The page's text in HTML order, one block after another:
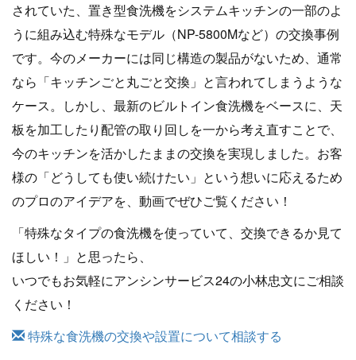
されていた、置き型食洗機をシステムキッチンの一部のよ
うに組み込む特殊なモデル（NP-5800Mなど）の交換事例
です。今のメーカーには同じ構造の製品がないため、通常
なら「キッチンごと丸ごと交換」と言われてしまうような
ケース。しかし、最新のビルトイン食洗機をベースに、天
板を加工したり配管の取り回しを一から考え直すことで、
今のキッチンを活かしたままの交換を実現しました。お客
様の「どうしても使い続けたい」という想いに応えるため
のプロのアイデアを、動画でぜひご覧ください！
「特殊なタイプの食洗機を使っていて、交換できるか見て
ほしい！」と思ったら、
いつでもお気軽にアンシンサービス24の小林忠文にご相談
ください！
特殊な食洗機の交換や設置について相談する